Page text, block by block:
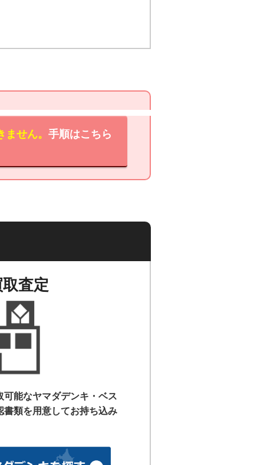
せん。 手順はこちら
査定
能なヤマダデンキ・ベス
書類を用意してお持ち込み